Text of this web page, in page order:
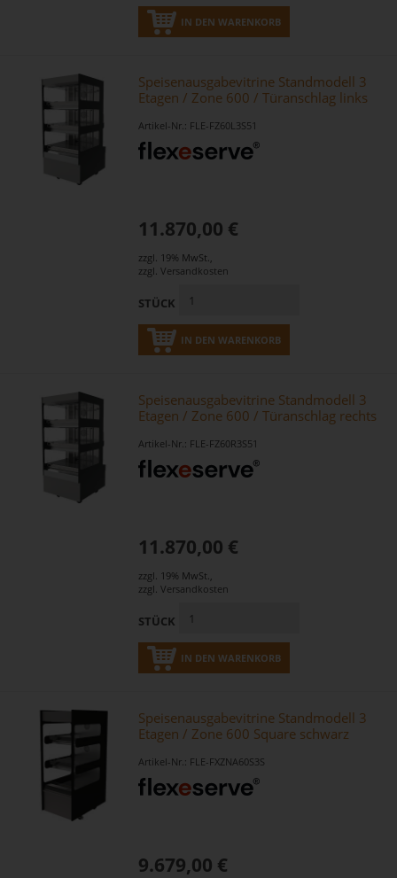
IN DEN WARENKORB
Speisenausgabevitrine Standmodell 3
Etagen / Zone 600 / Türanschlag links
Artikel-Nr.: FLE-FZ60L3S51
11.870,00 €
zzgl. 19% MwSt.,
zzgl.Versandkosten
STÜCK
IN DEN WARENKORB
Speisenausgabevitrine Standmodell 3
Etagen / Zone 600 / Türanschlag rechts
Artikel-Nr.: FLE-FZ60R3S51
11.870,00 €
zzgl. 19% MwSt.,
zzgl.Versandkosten
STÜCK
IN DEN WARENKORB
Speisenausgabevitrine Standmodell 3
Etagen / Zone 600 Square schwarz
Artikel-Nr.: FLE-FXZNA60S3S
9.679,00 €